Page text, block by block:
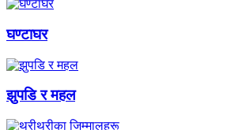
घण्टाघर
झुपडि र महल